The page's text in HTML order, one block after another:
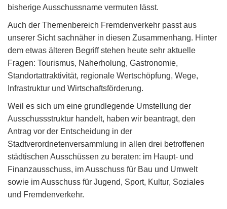
bisherige Ausschussname vermuten lässt.
Auch der Themenbereich Fremdenverkehr passt aus
unserer Sicht sachnäher in diesen Zusammenhang. Hinter
dem etwas älteren Begriff stehen heute sehr aktuelle
Fragen: Tourismus, Naherholung, Gastronomie,
Standortattraktivität, regionale Wertschöpfung, Wege,
Infrastruktur und Wirtschaftsförderung.
Weil es sich um eine grundlegende Umstellung der
Ausschussstruktur handelt, haben wir beantragt, den
Antrag vor der Entscheidung in der
Stadtverordnetenversammlung in allen drei betroffenen
städtischen Ausschüssen zu beraten: im Haupt- und
Finanzausschuss, im Ausschuss für Bau und Umwelt
sowie im Ausschuss für Jugend, Sport, Kultur, Soziales
und Fremdenverkehr.